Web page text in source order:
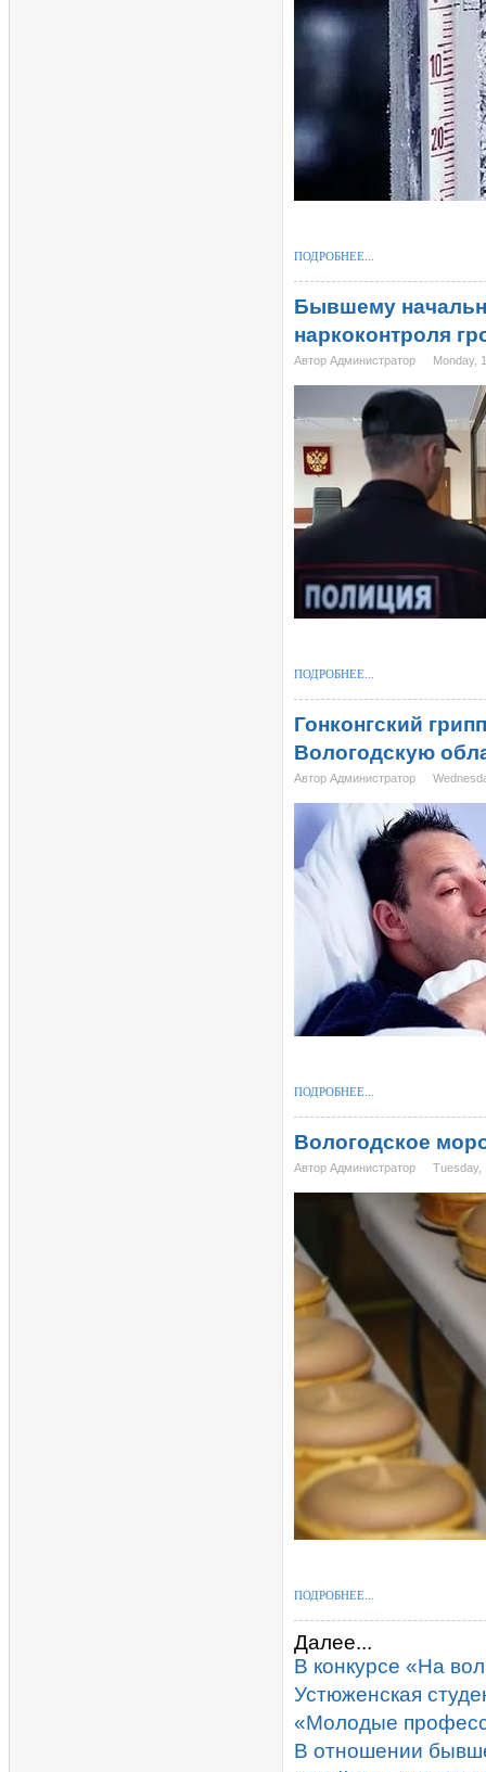
ПОДРОБНЕЕ...
Бывшему
наркоконтроля
Автор Администратор Monday,
ПОДРОБНЕЕ...
Гонконгский
Вологодскую
Автор Администратор
ПОДРОБНЕЕ...
Вологодское
Автор Администратор Tuesday,
ПОДРОБНЕЕ...
Далее...
В конкурсе «На
Устюженская
«Молодые
В отношении